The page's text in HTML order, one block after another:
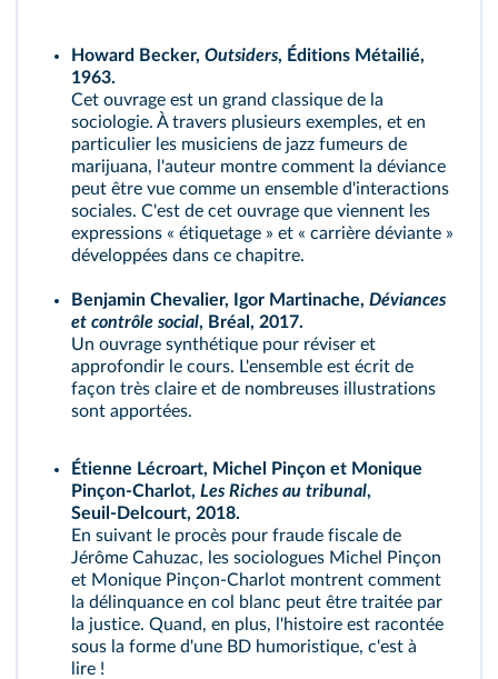
Howard Becker, Outsiders, Éditions Métailié,
1963.
Cet ouvrage est un grand classique de la
sociologie. À travers plusieurs exemples, et en
particulier les musiciens de jazz fumeurs de
marijuana, l'auteur montre comment la déviance
peut être vue comme un ensemble d'interactions
sociales. C'est de cet ouvrage que viennent les
expressions « étiquetage » et « carrière déviante »
développées dans ce chapitre.
Benjamin Chevalier, Igor Martinache, Déviances
et contrôle social, Bréal, 2017.
Un ouvrage synthétique pour réviser et
approfondir le cours. L'ensemble est écrit de
façon très claire et de nombreuses illustrations
sont apportées.
Étienne Lécroart, Michel Pinçon et Monique
Pinçon‑Charlot, Les Riches au tribunal,
Seuil‑Delcourt, 2018.
En suivant le procès pour fraude fiscale de
Jérôme Cahuzac, les sociologues Michel Pinçon
et Monique Pinçon‑Charlot montrent comment
la délinquance en col blanc peut être traitée par
la justice. Quand, en plus, l'histoire est racontée
sous la forme d'une BD humoristique, c'est à
lire !